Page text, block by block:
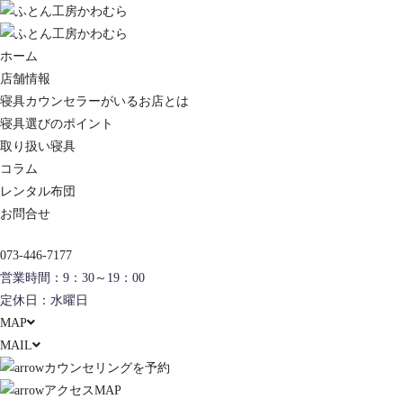
ホーム
店舗情報
寝具カウンセラーがいるお店とは
寝具選びのポイント
取り扱い寝具
コラム
レンタル布団
お問合せ
073-446-7177
営業時間：9：30～19：00
定休日：水曜日
MAP
MAIL
カウンセリングを予約
アクセスMAP